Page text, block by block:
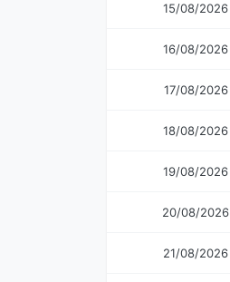
15/08/2026
16/08/2026
17/08/2026
18/08/2026
19/08/2026
20/08/2026
21/08/2026